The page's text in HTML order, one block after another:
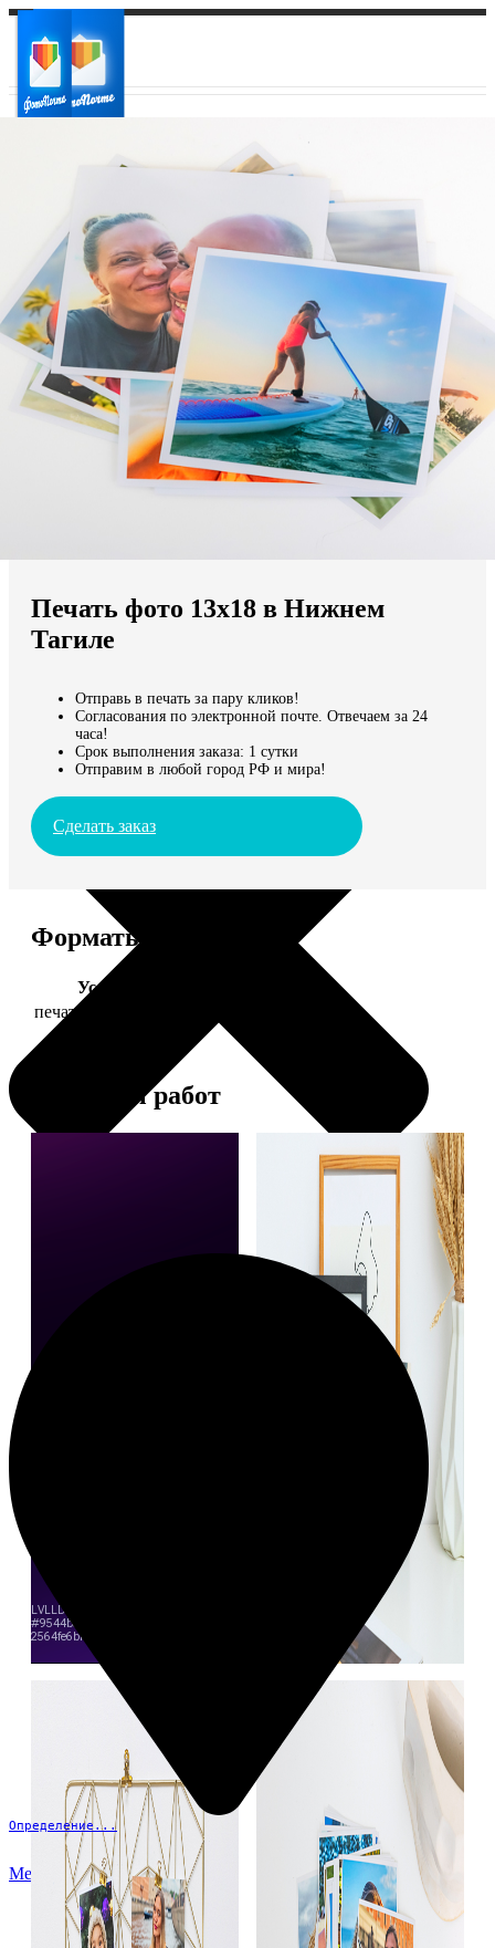
Ваш регион доставки
Выберите из списка:
Мы доставляем по всему миру
Продолжить без города
Определение...
Меню
Печать фото 13х18 в Нижнем
Тагиле
Отправь в печать за пару кликов!
Согласования по электронной почте. Отвечаем за 24
часа!
Срок выполнения заказа: 1 сутки
Отправим в любой город РФ и мира!
Сделать заказ
Форматы и цены
Услуга
печать фото 13х18
Примеры работ